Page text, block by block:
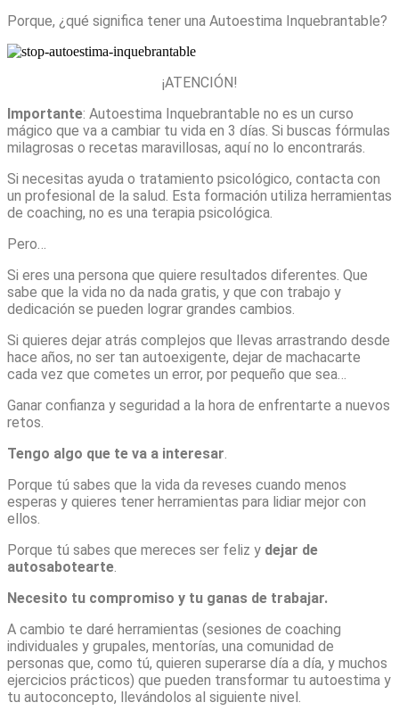
Porque, ¿qué significa tener una Autoestima Inquebrantable?
¡ATENCIÓN!
Importante: Autoestima Inquebrantable no es un curso
mágico que va a cambiar tu vida en 3 días. Si buscas fórmulas
milagrosas o recetas maravillosas, aquí no lo encontrarás.
Si necesitas ayuda o tratamiento psicológico, contacta con
un profesional de la salud. Esta formación utiliza herramientas
de coaching, no es una terapia psicológica.
Pero…
Si eres una persona que quiere resultados diferentes. Que
sabe que la vida no da nada gratis, y que con trabajo y
dedicación se pueden lograr grandes cambios.
Si quieres dejar atrás complejos que llevas arrastrando desde
hace años, no ser tan autoexigente, dejar de machacarte
cada vez que cometes un error, por pequeño que sea…
Ganar confianza y seguridad a la hora de enfrentarte a nuevos
retos.
Tengo algo que te va a interesar.
Porque tú sabes que la vida da reveses cuando menos
esperas y quieres tener herramientas para lidiar mejor con
ellos.
Porque tú sabes que mereces ser feliz y dejar de
autosabotearte.
Necesito tu compromiso y tu ganas de trabajar.
A cambio te daré herramientas (sesiones de coaching
individuales y grupales, mentorías, una comunidad de
personas que, como tú, quieren superarse día a día, y muchos
ejercicios prácticos) que pueden transformar tu autoestima y
tu autoconcepto, llevándolos al siguiente nivel.